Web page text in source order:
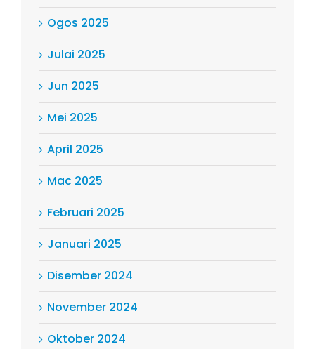
Ogos 2025
Julai 2025
Jun 2025
Mei 2025
April 2025
Mac 2025
Februari 2025
Januari 2025
Disember 2024
November 2024
Oktober 2024